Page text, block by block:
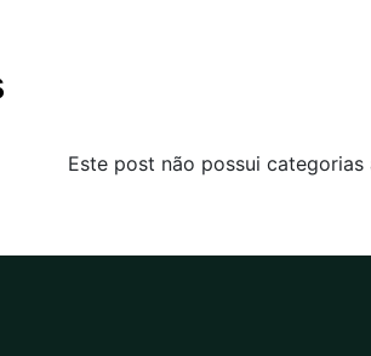
Este post não possui categorias